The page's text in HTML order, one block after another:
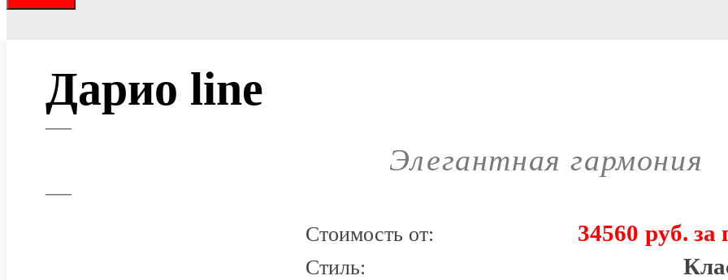
Дарио line
—
Элегантная гармония
—
Стоимость от: 34560 руб.
Стиль: